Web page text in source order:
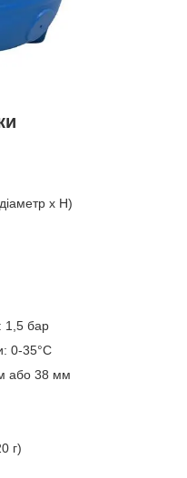
x H)
1,5 бар
0-35°C
або 38 мм
г)